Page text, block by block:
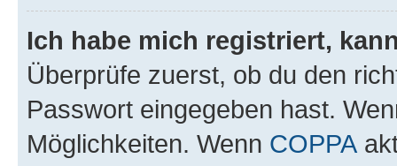
Ich habe mich registriert,
Überprüfe zuerst, ob du den
Passwort eingegeben hast.
Möglichkeiten. Wenn COPPA